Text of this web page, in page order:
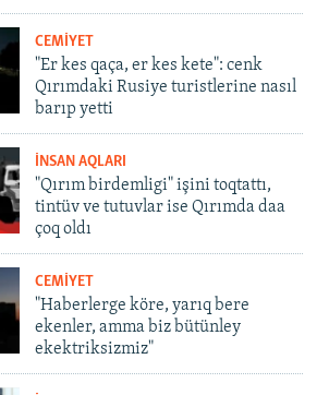
CEMİYET
"Er kes qaça, er kes kete": cenk
Qırımdaki Rusiye turistlerine nasıl
barıp yetti
İNSAN AQLARI
"Qırım birdemligi" işini toqtattı,
tintüv ve tutuvlar ise Qırımda daa
çoq oldı
CEMİYET
"Haberlerge köre, yarıq bere
ekenler, amma biz bütünley
ekektriksizmiz"